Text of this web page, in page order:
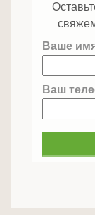
Ваше
Ваш